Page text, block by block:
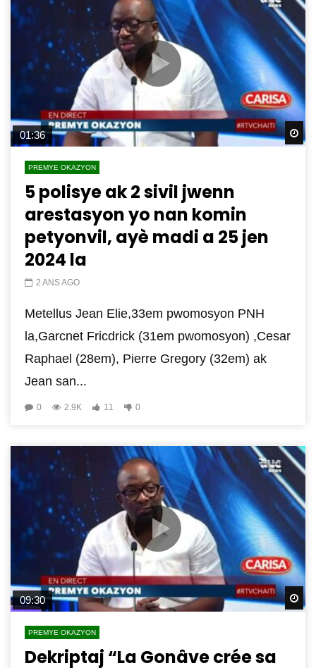
01:36
PREMYE OKAZYON
5 polisye ak 2 sivil jwenn
arestasyon yo nan komin
petyonvil, ayè madi a 25 jen
2024 la
2 ANS AGO
Metellus Jean Elie,33em pwomosyon PNH
la,Garcnet Fricdrick (31em pwomosyon) ,Cesar
Raphael (28em), Pierre Gregory (32em) ak
Jean san...
0 2.9K 11 0
09:30
PREMYE OKAZYON
Dekriptaj “La Gonâve crée sa